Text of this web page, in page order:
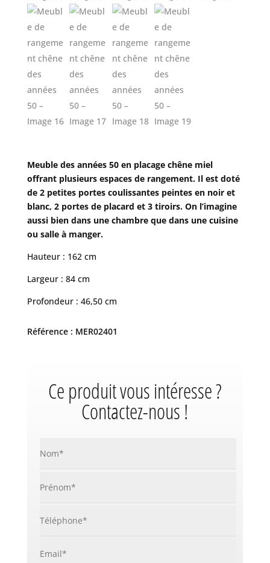
Meuble des années 50 en placage chêne miel
offrant plusieurs espaces de rangement. Il est doté
de 2 petites portes coulissantes peintes en noir et
blanc, 2 portes de placard et 3 tiroirs. On l’imagine
aussi bien dans une chambre que dans une cuisine
ou salle à manger.
Hauteur : 162 cm
Largeur : 84 cm
Profondeur : 46,50 cm
Référence : MER02401
Ce produit vous intéresse ?
Contactez-nous !